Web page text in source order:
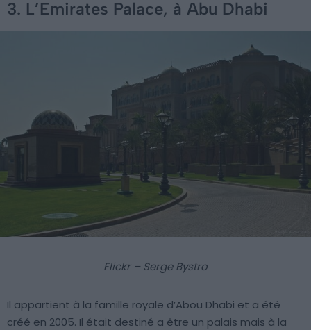
3. L’Emirates Palace, à Abu Dhabi
Flickr – Serge Bystro
Il appartient à la famille royale d’Abou Dhabi et a été
créé en 2005. Il était destiné a être un palais mais à la